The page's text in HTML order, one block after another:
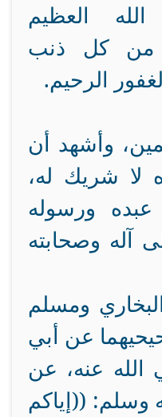
العظيم
من كل ذنب
الرحيم.
وأشهد أن
لا شريك له،
ورسوله
آله وصحابته
ومسلم
عن أبي
عنه، عن
وسلم: ((إياكم